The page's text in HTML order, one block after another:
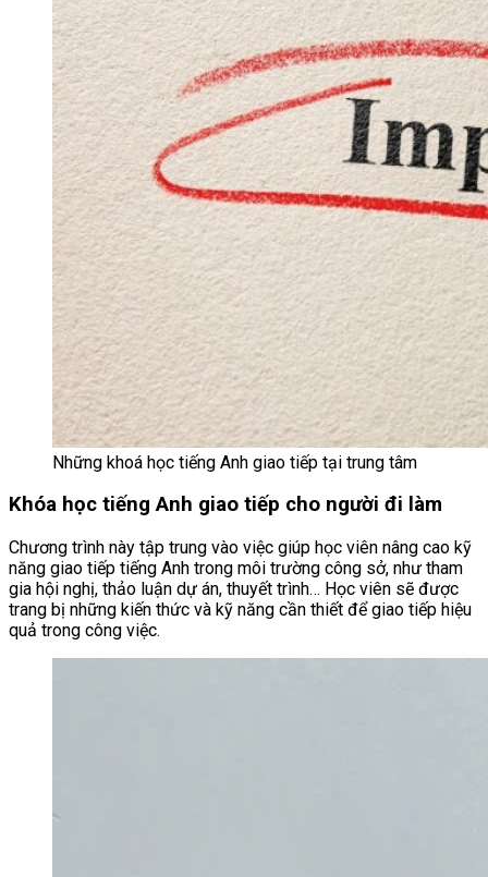
Những khoá học tiếng Anh giao tiếp tại trung tâm
Khóa học tiếng Anh giao tiếp cho người đi làm
Chương trình này tập trung vào việc giúp học viên nâng cao kỹ
năng giao tiếp tiếng Anh trong môi trường công sở, như tham
gia hội nghị, thảo luận dự án, thuyết trình… Học viên sẽ được
trang bị những kiến thức và kỹ năng cần thiết để giao tiếp hiệu
quả trong công việc.